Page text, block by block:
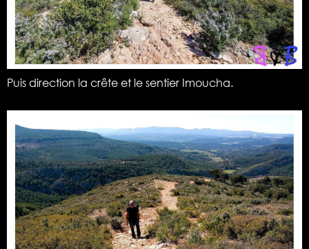
Puis direction la crête et le sentier Imoucha.